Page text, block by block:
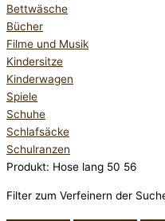
Bettwäsche
Bücher
Filme und Musik
Kindersitze
Kinderwagen
Spiele
Schuhe
Schlafsäcke
Schulranzen
Produkt: Hose lang 50 56
Filter zum Verfeinern der